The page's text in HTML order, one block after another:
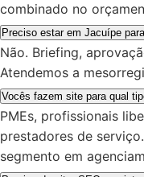
combinado no
Preciso estar em Jacuípe
Não. Briefing,
Atendemos a
Vocês fazem site para qual
PMEs, profissionais
prestadores de
segmento em